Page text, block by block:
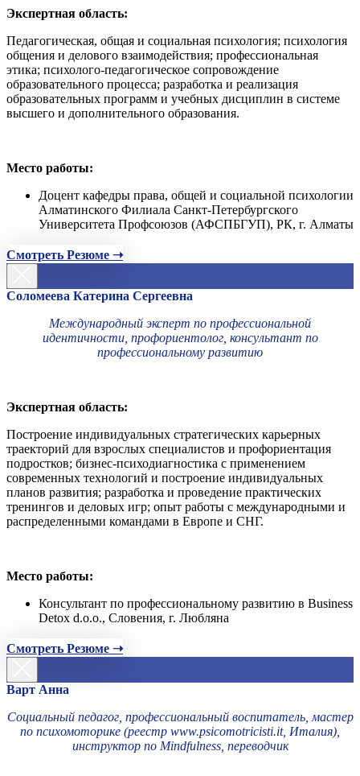
Экспертная область:
Педагогическая, общая и социальная психология; психология
общения и делового взаимодействия; профессиональная
этика; психолого-педагогическое сопровождение
образовательного процесса; разработка и реализация
образовательных программ и учебных дисциплин в системе
высшего и дополнительного образования.
Место работы:
Доцент кафедры права, общей и социальной психологии
Алматинского Филиала Санкт-Петербургского
Университета Профсоюзов (АФСПБГУП), РК, г. Алматы
Смотреть Резюме ➝
Соломеева Катерина Сергеевна
Международный эксперт по профессиональной
идентичности, профориентолог, консультант по
профессиональному развитию
Экспертная область:
Построение индивидуальных стратегических карьерных
траекторий для взрослых специалистов и профориентация
подростков; бизнес-психодиагностика с применением
современных технологий и построение индивидуальных
планов развития; разработка и проведение практических
тренингов и деловых игр; опыт работы с международными и
распределенными командами в Европе и СНГ.
Место работы:
Консультант по профессиональному развитию в Business
Detox d.o.o., Словения, г. Любляна
Смотреть Резюме ➝
Варт Анна
Социальный педагог, профессиональный воспитатель, мастер
по психомоторике (реестр www.psicomotricisti.it, Италия),
инструктор по Mindfulness, переводчик